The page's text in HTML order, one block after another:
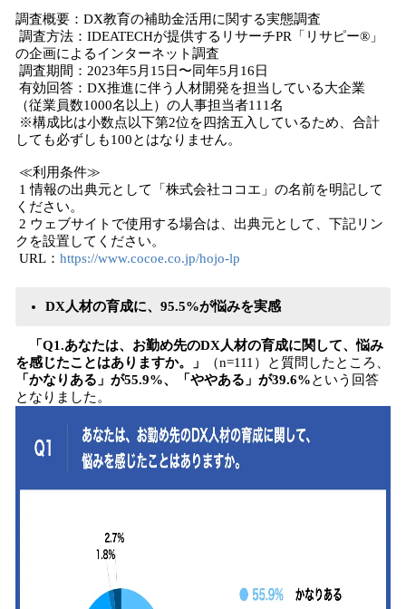
調査概要：DX教育の補助金活用に関する実態調査
調査方法：IDEATECHが提供するリサーチPR「リサピー®︎」
の企画によるインターネット調査
調査期間：2023年5月15日〜同年5月16日
有効回答：DX推進に伴う人材開発を担当している大企業
（従業員数1000名以上）の人事担当者111名
※構成比は小数点以下第2位を四捨五入しているため、合計
しても必ずしも100とはなりません。
≪利用条件≫
1 情報の出典元として「株式会社ココエ」の名前を明記して
ください。
2 ウェブサイトで使用する場合は、出典元として、下記リン
クを設置してください。
URL： https://www.cocoe.co.jp/hojo-lp
DX人材の育成に、95.5%が悩みを実感
「Q1.あなたは、お勤め先のDX人材の育成に関して、悩み
を感じたことはありますか。」
（n=111）と質問したところ、
「かなりある」が55.9%、「ややある」が39.6%という回答
となりました。